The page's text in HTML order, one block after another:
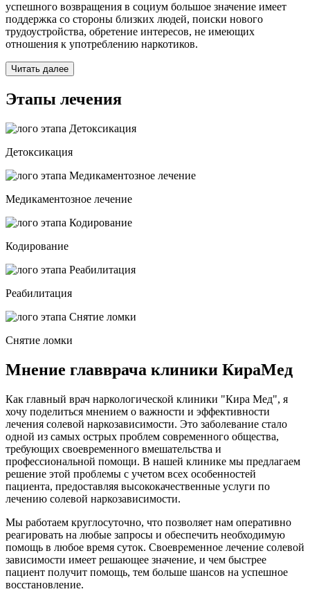
успешного возвращения в социум большое значение имеет
поддержка со стороны близких людей, поиски нового
трудоустройства, обретение интересов, не имеющих
отношения к употреблению наркотиков.
Читать далее
Этапы лечения
Детоксикация
Медикаментозное лечение
Кодирование
Реабилитация
Снятие ломки
Мнение главврача клиники КираМед
Как главный врач наркологической клиники "Кира Мед", я
хочу поделиться мнением о важности и эффективности
лечения солевой наркозависимости. Это заболевание стало
одной из самых острых проблем современного общества,
требующих своевременного вмешательства и
профессиональной помощи. В нашей клинике мы предлагаем
решение этой проблемы с учетом всех особенностей
пациента, предоставляя высококачественные услуги по
лечению солевой наркозависимости.
Мы работаем круглосуточно, что позволяет нам оперативно
реагировать на любые запросы и обеспечить необходимую
помощь в любое время суток. Своевременное лечение солевой
зависимости имеет решающее значение, и чем быстрее
пациент получит помощь, тем больше шансов на успешное
восстановление.